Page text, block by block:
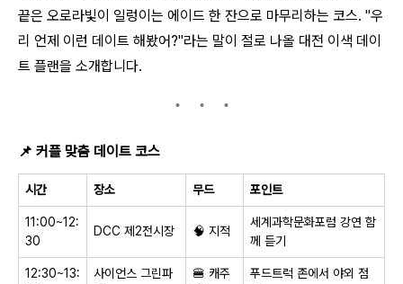
끝은 오로라빛이 일렁이는 에이드 한 잔으로 마무리하는 코스. "우
리 언제 이런 데이트 해봤어?"라는 말이 절로 나올 대전 이색 데이
트 플랜을 소개합니다.
📌 커플 맞춤 데이트 코스
시간 장소 무드 포인트
11:00~12:
30
DCC 제2전시장 🧠 지적
세계과학문화포럼 강연 함
께 듣기
12:30~13:
사이언스 그린파
🍔 캐주
푸드트럭 존에서 야외 점